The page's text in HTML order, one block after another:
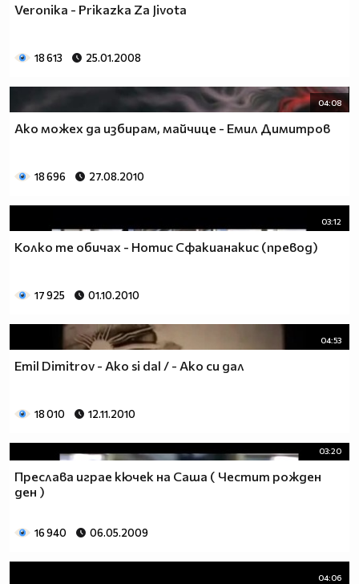
Veronika - Prikazka Za Jivota
18 613 25.01.2008
04:08
Ако можех да избирам, майчице - Емил Димитров
18 696 27.08.2010
03:12
Колко те обичах - Нотис Сфакианакис (превод)
17 925 01.10.2010
04:53
Emil Dimitrov - Ako si dal / - Ако си дал
18 010 12.11.2010
03:20
Преслава играе кючек на Саша ( Честит рожден
ден )
16 940 06.05.2009
04:06